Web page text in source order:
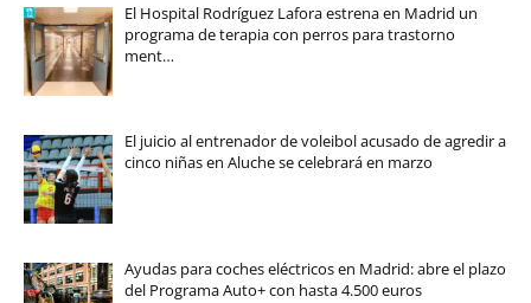
El Hospital Rodríguez Lafora estrena en Madrid un
programa de terapia con perros para trastorno
ment…
El juicio al entrenador de voleibol acusado de agredir a
cinco niñas en Aluche se celebrará en marzo
Ayudas para coches eléctricos en Madrid: abre el plazo
del Programa Auto+ con hasta 4.500 euros